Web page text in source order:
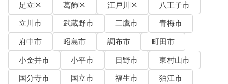
足立区
葛飾区 江戸川区
八王子市
立川市
武蔵野市 三鷹市
青梅市
府中市
昭島市 調布市
町田市
小金井市
小平市 日野市
東村山市
国分寺市
国立市 福生市
狛江市